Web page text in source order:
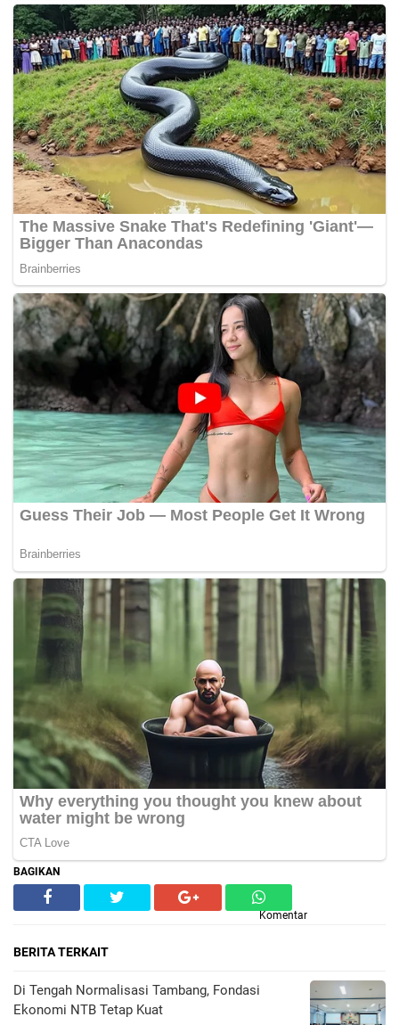
BAGIKAN
Komentar
BERITA TERKAIT
Di Tengah Normalisasi Tambang, Fondasi
Ekonomi NTB Tetap Kuat